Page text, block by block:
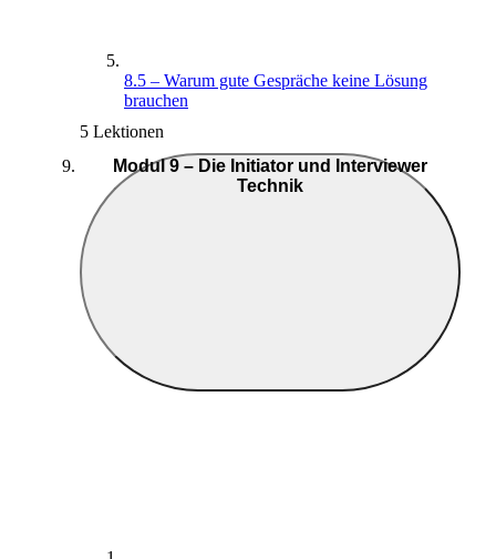
8.5 – Warum gute Gespräche keine Lösung
brauchen
5 Lektionen
Modul 9 – Die Initiator und Interviewer
Technik